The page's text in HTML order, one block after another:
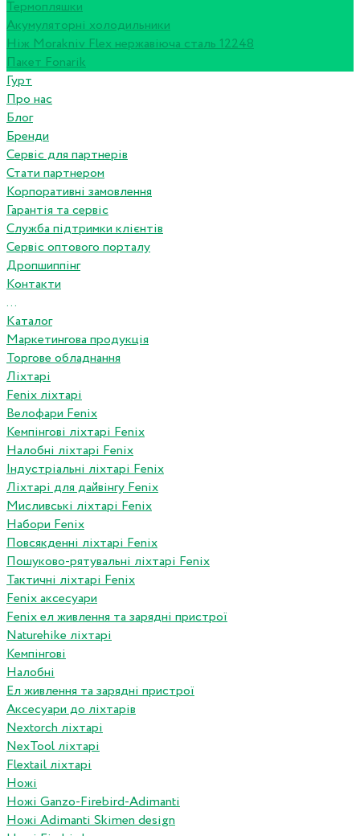
Термопляшки
Акумуляторні холодильники
Ніж Morakniv Flex нержавіюча сталь 12248
Пакет Fonarik
Гурт
Про нас
Блог
Бренди
Сервіс для партнерів
Стати партнером
Корпоративні замовлення
Гарантія та сервіс
Служба підтримки клієнтів
Сервіс оптового порталу
Дропшиппінг
Контакти
...
Каталог
Маркетингова продукція
Торгове обладнання
Ліхтарі
Fenix ліхтарі
Велофари Fenix
Кемпінгові ліхтарі Fenix
Налобні ліхтарі Fenix
Індустріальні ліхтарі Fenix
Ліхтарі для дайвінгу Fenix
Мисливські ліхтарі Fenix
Набори Fenix
Повсякденні ліхтарі Fenix
Пошуково-рятувальні ліхтарі Fenix
Тактичні ліхтарі Fenix
Fenix аксесуари
Fenix ел живлення та зарядні пристрої
Naturehike ліхтарі
Кемпінгові
Налобні
Ел живлення та зарядні пристрої
Аксесуари до ліхтарів
Nextorch ліхтарі
NexTool ліхтарі
Flextail ліхтарі
Ножі
Ножі Ganzo-Firebird-Adimanti
Ножі Adimanti Skimen design